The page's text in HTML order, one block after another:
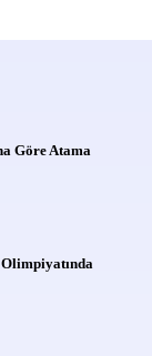
Göre Atama